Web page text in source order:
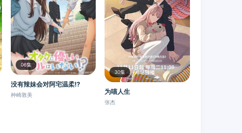
06集
没有辣妹会对阿宅温柔!?
种崎敦美
30集
为喵人生
张杰